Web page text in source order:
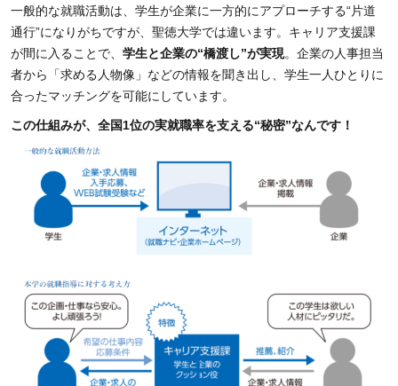
一般的な就職活動は、学生が企業に一方的にアプローチする“片道
通行”になりがちですが、聖徳大学では違います。キャリア支援課
が間に入ることで、 学生と企業の“橋渡し”が実現。企業の人事担当
者から「求める人物像」などの情報を聞き出し、学生一人ひとりに
合ったマッチングを可能にしています。
この仕組みが、全国1位の実就職率を支える“秘密”なんです！